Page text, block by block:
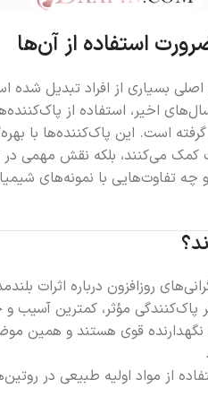
استفاده از آن‌ها
بسیاری از افراد تبدیل
اخیر، استفاده از
است. این پاک‌کننده‌ها با
کمک می‌کنند، بلکه نقش مهمی
تفاوت‌هایی با نمونه‌های
روزافزون درباره اثرات
بر پاک‌کنندگی مؤثر، کمترین
نگهدارنده قوی هستند و
از مواد اولیه طبیعی در